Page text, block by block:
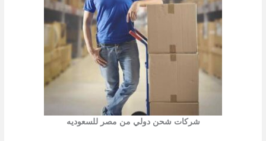
شركات شحن دولي من مصر للسعوديه